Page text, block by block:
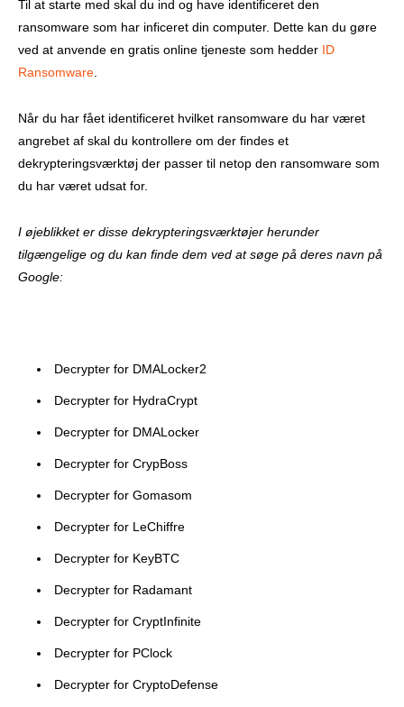
Til at starte med skal du ind og have identificeret den
ransomware som har inficeret din computer. Dette kan du gøre
ved at anvende en gratis online tjeneste som hedder ID
Ransomware
Når du har fået identificeret hvilket ransomware du har været
angrebet af skal du kontrollere om der findes et
dekrypteringsværktøj der passer til netop den ransomware som
du har været udsat for.
I øjeblikket er disse dekrypteringsværktøjer herunder
tilgængelige og du kan finde dem ved at søge på deres navn på
Google:
Decrypter for DMALocker2
Decrypter for HydraCrypt
Decrypter for DMALocker
Decrypter for CrypBoss
Decrypter for Gomasom
Decrypter for LeChiffre
Decrypter for KeyBTC
Decrypter for Radamant
Decrypter for CryptInfinite
Decrypter for PClock
Decrypter for CryptoDefense